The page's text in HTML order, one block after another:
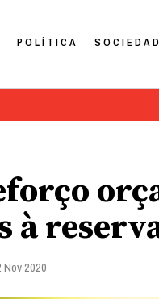
POLÍTICA
à
Nov 2020